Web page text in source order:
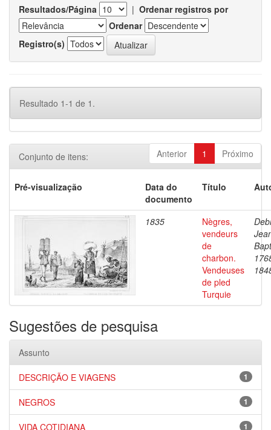
Resultados/Página | Ordenar registros por
Ordenar
Registro(s)
Resultado 1-1 de 1.
Anterior 1 Próximo
Conjunto de itens:
Pré-visualização
Data do
documento
Título
1835
Nègres,
vendeurs
de
charbon.
Vendeuses
de pled
Turquie
Sugestões de pesquisa
Assunto
1
DESCRIÇÃO E VIAGENS
1
NEGROS
1
VIDA COTIDIANA